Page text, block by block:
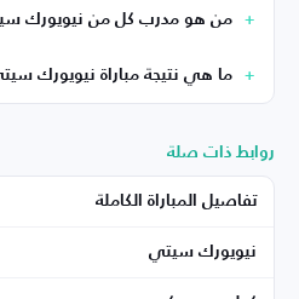
من هو مدرب كل من نيويورك
ما هي نتيجة مباراة نيويورك
روابط ذات صلة
تفاصيل المباراة الكاملة
نيويورك سيتي